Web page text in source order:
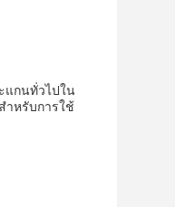
แกนทั่วไปใน
าหรับการใช้